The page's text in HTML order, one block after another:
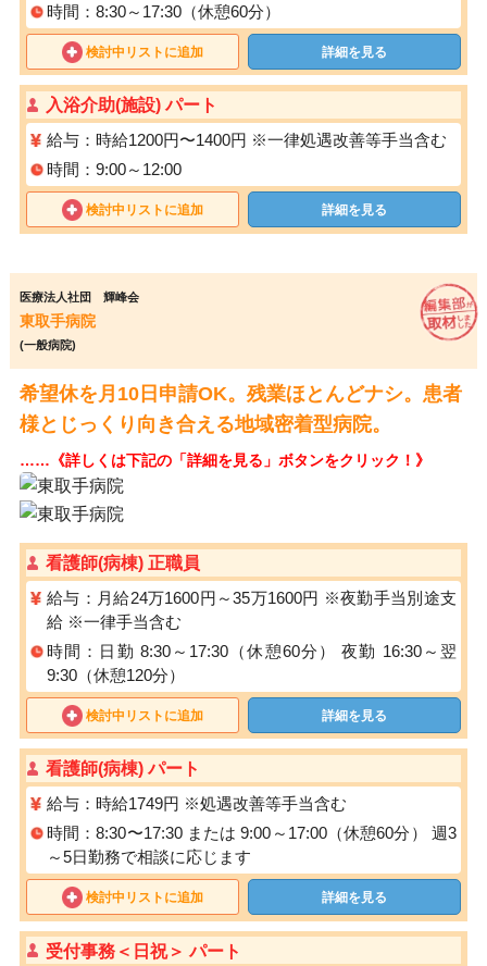
時間：8:30～17:30（休憩60分）
検討中リストに追加 詳細を見る
入浴介助(施設) パート
給与：時給1200円〜1400円 ※⼀律処遇改善等⼿当含む
時間：9:00～12:00
検討中リストに追加 詳細を見る
医療法人社団 輝峰会
東取手病院
(一般病院)
希望休を月10日申請OK。残業ほとんどナシ。患者
様とじっくり向き合える地域密着型病院。
……《詳しくは下記の「詳細を見る」ボタンをクリック！》
看護師(病棟) 正職員
給与：月給24万1600円～35万1600円 ※夜勤手当別途支
給 ※一律手当含む
時間：日勤 8:30～17:30（休憩60分） 夜勤 16:30～翌
9:30（休憩120分）
検討中リストに追加 詳細を見る
看護師(病棟) パート
給与：時給1749円 ※処遇改善等手当含む
時間：8:30〜17:30 または 9:00～17:00（休憩60分） 週3
～5日勤務で相談に応じます
検討中リストに追加 詳細を見る
受付事務＜日祝＞ パート